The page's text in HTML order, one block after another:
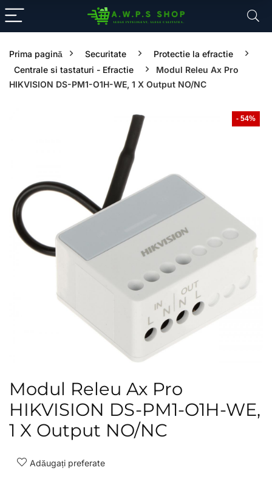
Prima pagină Securitate
Protectie la efractie
Centrale si tastaturi - Efractie
Modul Releu Ax Pro
HIKVISION DS-PM1-O1H-WE, 1 X Output NO/NC
- 54%
Modul Releu Ax Pro
HIKVISION DS-PM1-O1H-WE,
1 X Output NO/NC
Adăugați preferate